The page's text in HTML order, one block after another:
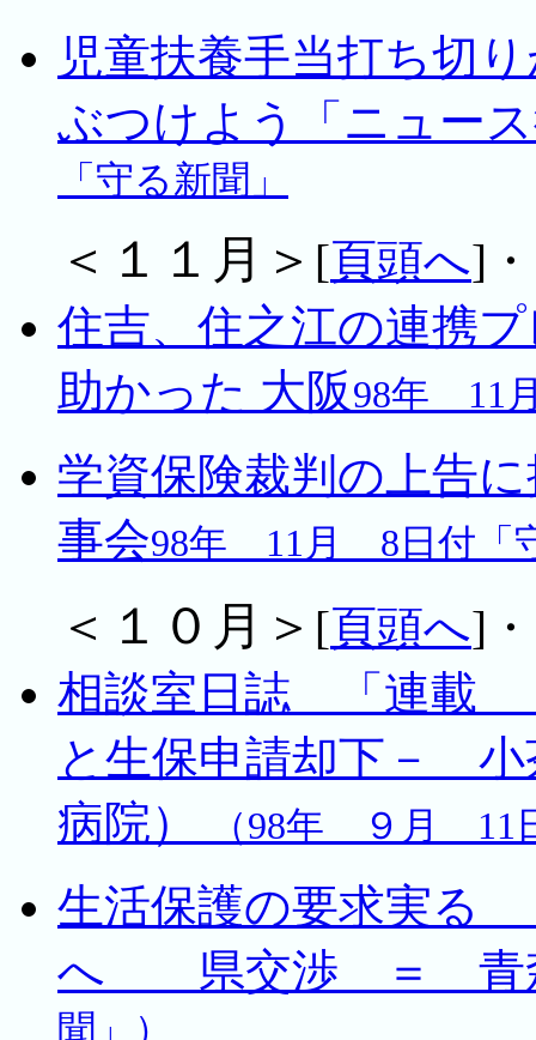
児童扶養手当打ち切
ぶつけよう「ニュー
「守る新聞」
＜１１月＞ [頁頭へ]
住吉、住之江の連携
助かった 大阪98年 11
学資保険裁判の上告
事会98年 11月 8日付「
＜１０月＞ [頁頭へ]
相談室日誌 「連載
と生保申請却下－
病院）
（98年 ９月 11
生活保護の要求実
へ 県交渉 ＝ 青
聞」）